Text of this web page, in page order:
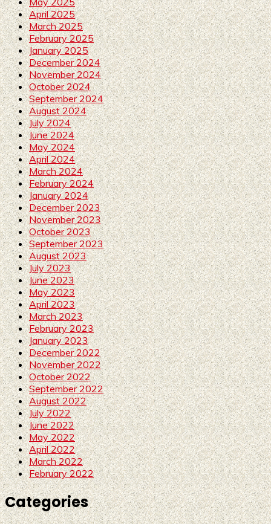
April 2025
March 2025
February 2025
January 2025
December 2024
November 2024
October 2024
September 2024
August 2024
July 2024
June 2024
May 2024
April 2024
March 2024
February 2024
January 2024
December 2023
November 2023
October 2023
September 2023
August 2023
July 2023
June 2023
May 2023
April 2023
March 2023
February 2023
January 2023
December 2022
November 2022
October 2022
September 2022
August 2022
July 2022
June 2022
May 2022
April 2022
March 2022
February 2022
Categories